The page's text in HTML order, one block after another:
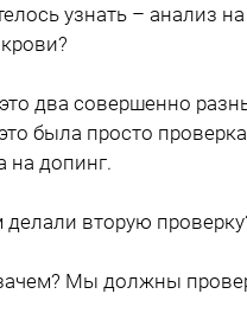
узнать – анализ
два совершенно
была просто
на допинг.
делали вторую
Мы должны